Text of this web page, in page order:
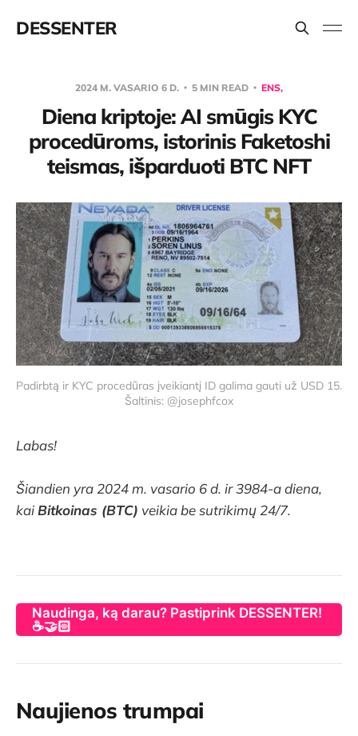
DESSENTER
2024 M. VASARIO 6 D. 5 MIN READ ENS,
Diena kriptoje: AI smūgis KYC
procedūroms, istorinis Faketoshi
teismas, išparduoti BTC NFT
Padirbtą ir KYC procedūras įveikiantį ID galima gauti už USD 15.
Šaltinis: @josephfcox
Labas!
Šiandien yra 2024 m. vasario 6 d. ir 3984-a diena,
kaiBitkoinas (BTC) veikia be sutrikimų 24/7.
Naudinga, ką darau? Pastiprink DESSENTER!
☕🤝🏻
Naujienos trumpai